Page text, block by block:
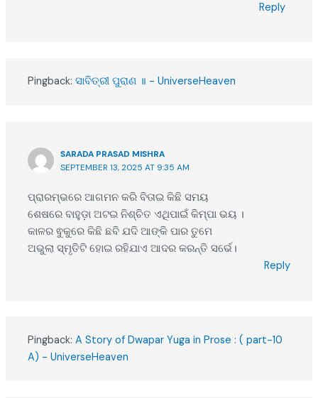
Reply
Pingback:ସାବିତ୍ରୀ ପୁରାଣ ॥ - UniverseHeaven
SARADA PRASAD MISHRA
SEPTEMBER 13, 2025 AT 9:35 AM
ପ୍ରାରମ୍ଭରେ ଆଗମନ କରି ବିତାଇ କିଛି ସମୟ
ଶେଷରେ ବାହୁଡ଼ା ଅଟଇ ନିଶ୍ଚିତ ଏଥିପାଇଁ କିମ୍ପା ଭୟ ।
କାଳର ଵୁକୁରେ କିଛି ଛବି ଯଦି ଆଙ୍କି ପାର ତୁମେ
ଅଭୁଲା ସ୍ମୃତିଟି ହୋଇ ରହିଯାଏ ଆଦର କରନ୍ତି ସର୍ଭେ।
Reply
Pingback:A Story of Dwapar Yuga in Prose : ( part-10
A) - UniverseHeaven